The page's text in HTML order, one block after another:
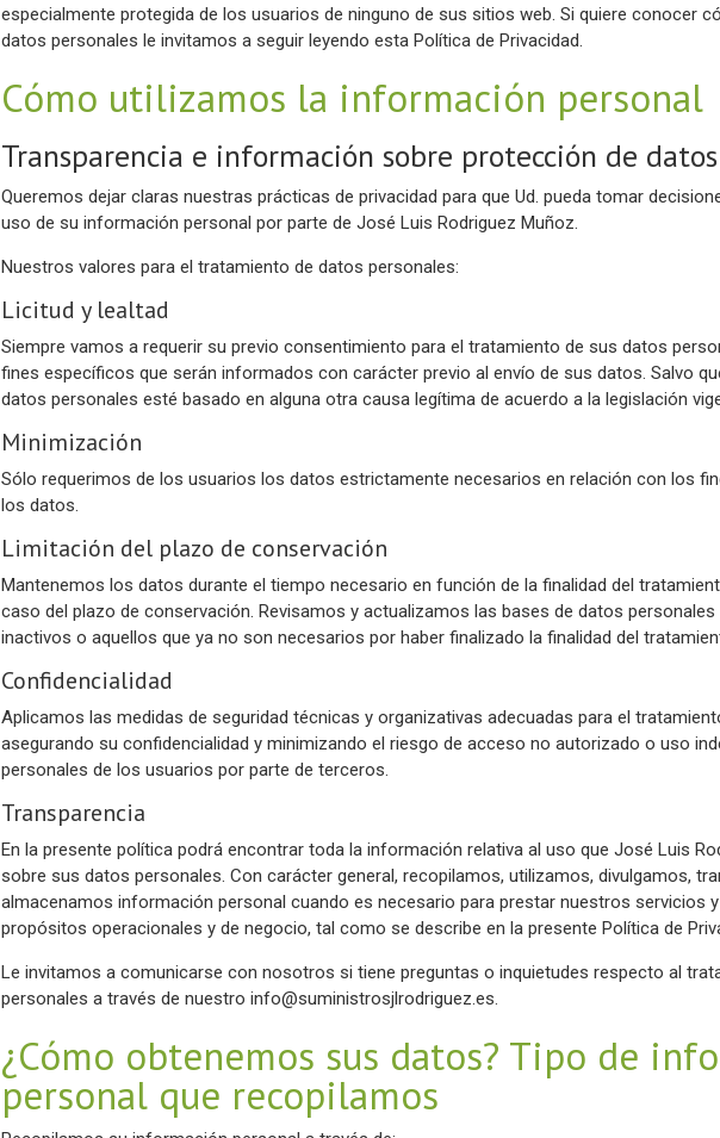
especialmente protegida de los usuarios de ninguno de sus sitios web. Si quiere conocer
datos personales le invitamos a seguir leyendo esta Política de Privacidad.
Cómo utilizamos la información personal
Transparencia e información sobre protección de
Queremos dejar claras nuestras prácticas de privacidad para que Ud. pueda tomar
uso de su información personal por parte de José Luis Rodriguez Muñoz.
Nuestros valores para el tratamiento de datos personales:
Licitud y lealtad
Siempre vamos a requerir su previo consentimiento para el tratamiento de sus datos
fines específicos que serán informados con carácter previo al envío de sus datos. Salvo
datos personales esté basado en alguna otra causa legítima de acuerdo a la legislación
Minimización
Sólo requerimos de los usuarios los datos estrictamente necesarios en relación con los
los datos.
Limitación del plazo de conservación
Mantenemos los datos durante el tiempo necesario en función de la finalidad del
caso del plazo de conservación. Revisamos y actualizamos las bases de datos
inactivos o aquellos que ya no son necesarios por haber finalizado la finalidad del
Confidencialidad
Aplicamos las medidas de seguridad técnicas y organizativas adecuadas para el
asegurando su confidencialidad y minimizando el riesgo de acceso no autorizado o uso
personales de los usuarios por parte de terceros.
Transparencia
En la presente política podrá encontrar toda la información relativa al uso que José Luis
sobre sus datos personales. Con carácter general, recopilamos, utilizamos, divulgamos,
almacenamos información personal cuando es necesario para prestar nuestros servicios
propósitos operacionales y de negocio, tal como se describe en la presente Política de
Le invitamos a comunicarse con nosotros si tiene preguntas o inquietudes respecto al
personales a través de nuestroinfo@suministrosjlrodriguez.es.
¿Cómo obtenemos sus datos? Tipo de
personal que recopilamos